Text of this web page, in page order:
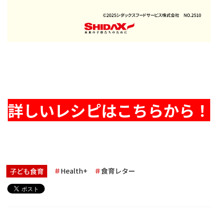
詳しいレシピはこちらから！
子ども食育 Health+ 食育レター